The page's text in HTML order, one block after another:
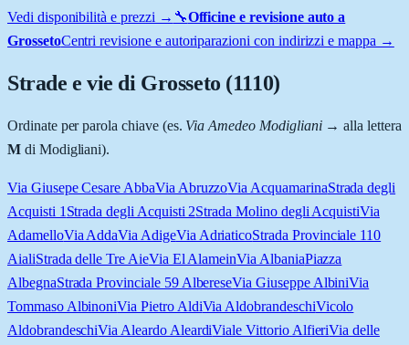
Vedi disponibilità e prezzi → 🔧Officine e revisione auto a
GrossetoCentri revisione e autoriparazioni con indirizzi e mappa →
Strade e vie di Grosseto (1110)
Ordinate per parola chiave (es. Via Amedeo Modigliani→ alla lettera
Mdi Modigliani).
Via Giusepe Cesare AbbaVia AbruzzoVia AcquamarinaStrada degli
Acquisti 1 Strada degli Acquisti 2Strada Molino degli AcquistiVia
AdamelloVia AddaVia AdigeVia AdriaticoStrada Provinciale 110
AialiStrada delle Tre AieVia El AlameinVia AlbaniaPiazza
AlbegnaStrada Provinciale 59 AlbereseVia Giuseppe AlbiniVia
Tommaso AlbinoniVia Pietro AldiVia AldobrandeschiVicolo
AldobrandeschiVia Aleardo AleardiViale Vittorio AlfieriVia delle